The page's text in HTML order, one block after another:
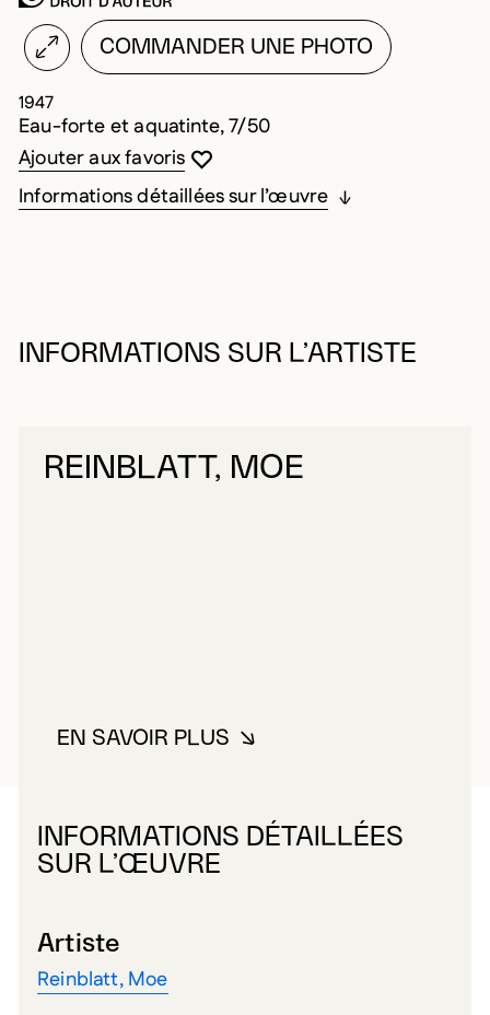
COMMANDER UNE PHOTO
1947
Eau-forte et aquatinte, 7/50
Vous devez être connecté pour ajouter
Fermer la modale
Ouvrir la modale
Ajouter aux favoris
Informations détaillées sur l’œuvre
INFORMATIONS SUR L’ARTISTE
REINBLATT, MOE
EN SAVOIR PLUSÀ PROPOS DE REINBLATT, MOE
INFORMATIONS DÉTAILLÉES
SUR L’ŒUVRE
Artiste
Reinblatt, Moe